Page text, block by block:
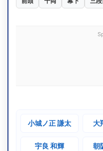
小城ノ正 謙太 大
宇良 和輝 朝